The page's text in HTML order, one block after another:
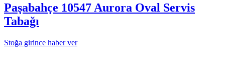
Paşabahçe 10547 Aurora Oval Servis
Tabağı
Stoğa girince haber ver